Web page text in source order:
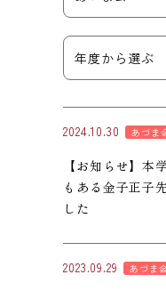
2024.10.30 あづま
【お知らせ】本
もある金子正子
した
2023.09.29 あづま